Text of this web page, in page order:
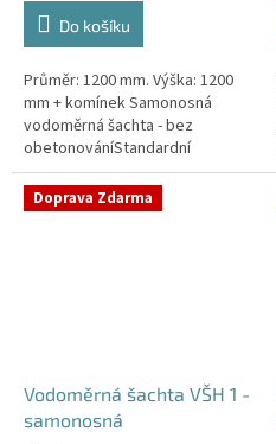
Do košíku
Průměr: 1200 mm. Výška: 1200
mm + komínek Samonosná
vodoměrná šachta - bez
obetonováníStandardní
prostupy šachty DN32 (jiné na
přání) Doba dodání 10-14 dní.
Český výrobek!...
Doprava Zdarma
Vodoměrná šachta VŠH 1 -
samonosná